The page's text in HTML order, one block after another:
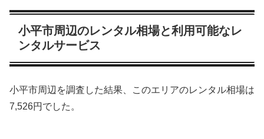
小平市周辺のレンタル相場と利用可能なレ
ンタルサービス
小平市周辺を調査した結果、このエリアのレンタル相場は
7,526円でした。